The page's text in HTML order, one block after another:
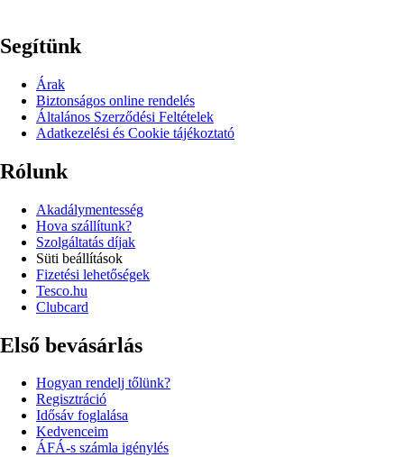
Segítünk
Árak
Biztonságos online rendelés
Általános Szerződési Feltételek
Adatkezelési és Cookie tájékoztató
Rólunk
Akadálymentesség
Hova szállítunk?
Szolgáltatás díjak
Süti beállítások
Fizetési lehetőségek
Tesco.hu
Clubcard
Első bevásárlás
Hogyan rendelj tőlünk?
Regisztráció
Idősáv foglalása
Kedvenceim
ÁFÁ-s számla igénylés